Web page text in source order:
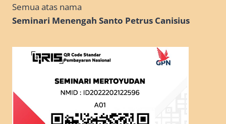
Semua atas nama
Seminari Menengah Santo Petrus Canisius